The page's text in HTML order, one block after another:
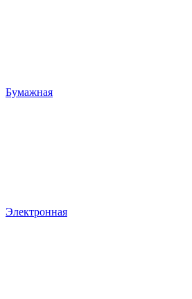
Бумажная
Электронная